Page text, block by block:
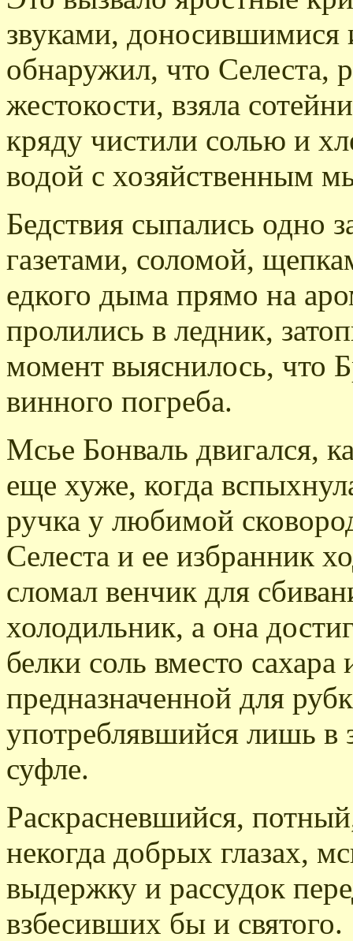
звуками, доносившимися
обнаружил, что Селеста,
жестокости, взяла
кряду чистили солью и
водой с хозяйственным
Бедствия сыпались одно
газетами, соломой,
едкого дыма прямо на
пролились в ледник,
момент выяснилось, что
винного погреба.
Мсье Бонваль двигался,
еще хуже, когда
ручка у любимой
Селеста и ее избранник
сломал венчик для
холодильник, а она
белки соль вместо сахара
предназначенной для
употреблявшийся лишь в
суфле.
Раскрасневшийся,
некогда добрых глазах,
выдержку и рассудок
взбесивших бы и святого.